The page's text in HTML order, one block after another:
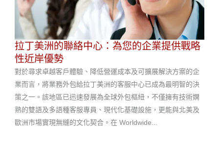
拉丁美洲的聯絡中心：為您的企業提供戰略
性近岸優勢
對於尋求卓越客戶體驗、降低營運成本及可擴展解決方案的企
業而言，將業務外包給拉丁美洲的客服中心已成為最明智的決
策之一。該地區已迅速發展為全球外包樞紐，不僅擁有技術嫻
熟的雙語及多語種客服專員、現代化基礎設施，更能與北美及
歐洲市場實現無縫的文化契合。在 Worldwide...